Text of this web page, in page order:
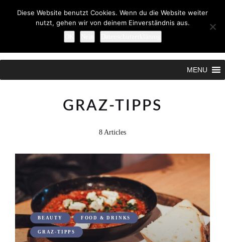
MENU
GRAZ-TIPPS
8 Articles
BEAUTY FOOD & DRINKS
GRAZ-TIPPS
Diese Website benutzt Cookies. Wenn du die Website weiter
nutzt, gehen wir von deinem Einverständnis aus.